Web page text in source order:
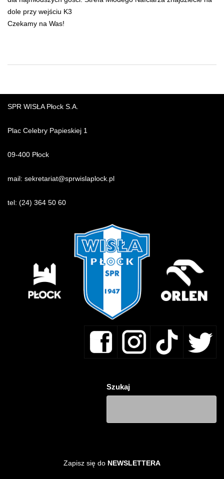
dole przy wejściu K3
Czekamy na Was!
SPR WISŁA Płock S.A.
Plac Celebry Papieskiej 1
09-400 Płock
mail: sekretariat@sprwislaplock.pl
tel: (24) 364 50 60
Szukaj
Zapisz się do NEWSLETTERA